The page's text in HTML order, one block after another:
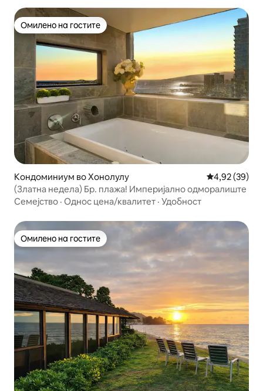
Омилено на гостите
Омилено на гостите
Кондоминиум во Хонолулу Просечна
4,92 (39)
(Златна недела) Бр. плажа! Империјално одморалиште
Семејство · Однос цена/квалитет · Удобност
Омилено на гостите
Омилено на гостите